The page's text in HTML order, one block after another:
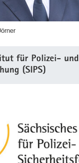
für Polizei- und
(SIPS)